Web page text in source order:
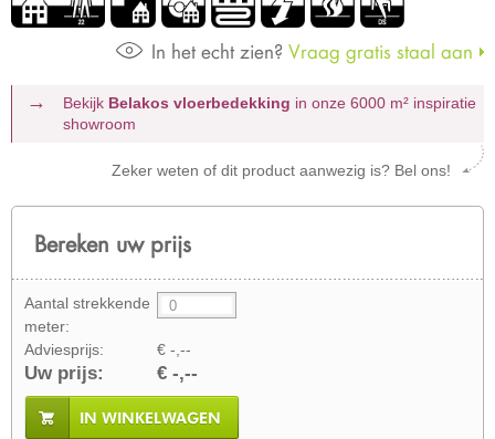
In het echt zien? Vraag gratis staal aan
Bekijk Belakos vloerbedekking in onze 6000 m² inspiratie
showroom
Zeker weten of dit product aanwezig is? Bel ons!
Bereken uw prijs
Aantal strekkende
meter:
Adviesprijs:
€ -,--
Uw prijs: € -,--
IN WINKELWAGEN